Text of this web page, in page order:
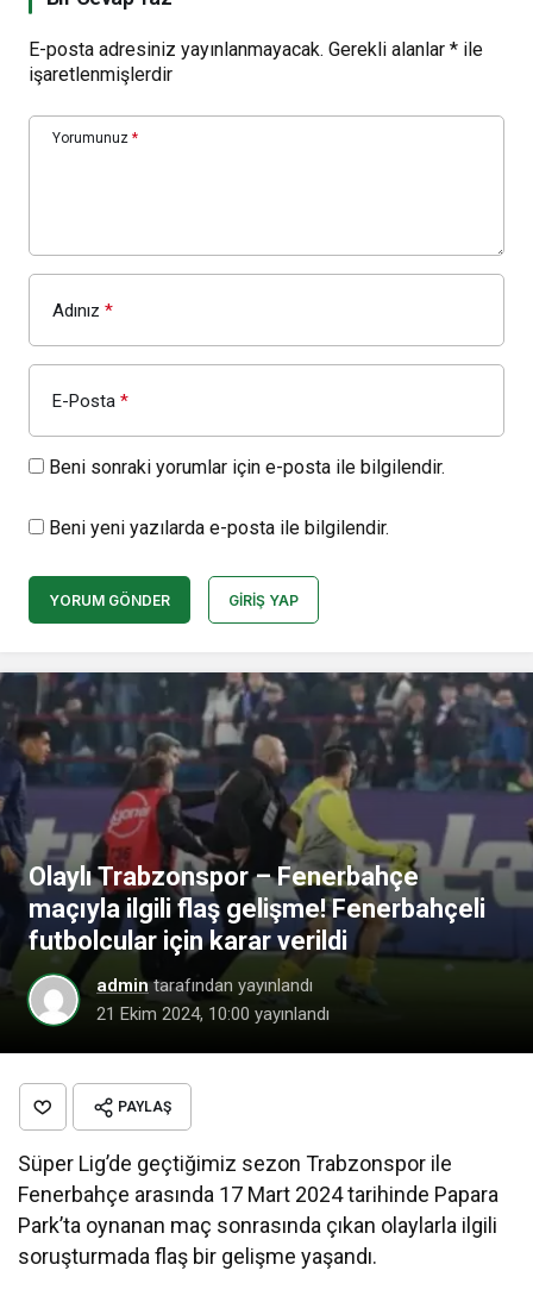
E-posta adresiniz yayınlanmayacak. Gerekli alanlar * ile
işaretlenmişlerdir
Yorumunuz *
Adınız *
E-Posta *
Beni sonraki yorumlar için e-posta ile bilgilendir.
Beni yeni yazılarda e-posta ile bilgilendir.
YORUM GÖNDER GIRIŞ YAP
Olaylı Trabzonspor – Fenerbahçe
maçıyla ilgili flaş gelişme! Fenerbahçeli
futbolcular için karar verildi
admintarafından yayınlandı
21 Ekim 2024, 10:00 yayınlandı
PAYLAŞ
Süper Lig’de geçtiğimiz sezon Trabzonspor ile
Fenerbahçe arasında 17 Mart 2024 tarihinde Papara
Park’ta oynanan maç sonrasında çıkan olaylarla ilgili
soruşturmada flaş bir gelişme yaşandı.